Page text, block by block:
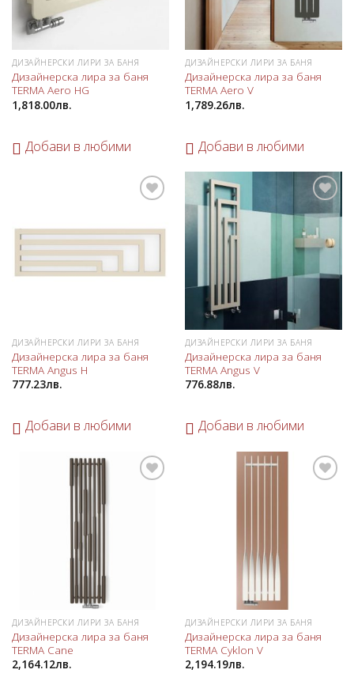
ДИЗАЙНЕРСКИ ЛИРИ ЗА БАНЯ
Дизайнерска лира за баня
TERMA Aero HG
1,818.00лв.
Добави в любими
ДИЗАЙНЕРСКИ ЛИРИ ЗА БАНЯ
Дизайнерска лира за баня
TERMA Aero V
1,789.26лв.
Добави в любими
любими
ДИЗАЙНЕРСКИ ЛИРИ ЗА БАНЯ
Дизайнерска лира за баня
TERMA Angus H
777.23лв.
Добави в любими
Добави
любими
ДИЗАЙНЕРСКИ ЛИРИ ЗА БАНЯ
Дизайнерска лира за баня
TERMA Angus V
776.88лв.
Добави в любими
ДИЗАЙНЕРСКИ ЛИРИ ЗА БАНЯ
Дизайнерска лира за баня
TERMA Cane
2,164.12лв.
ДИЗАЙНЕРСКИ ЛИРИ ЗА БАНЯ
Дизайнерска лира за баня
TERMA Cyklon V
2,194.19лв.